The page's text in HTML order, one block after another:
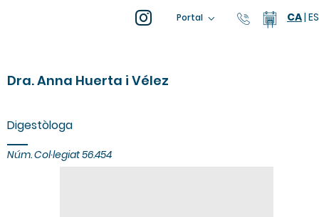
Portal 93 805 04
CA| ES
Dra. Anna Huerta i Vélez
Digestòloga
Núm. Col·legiat 56.454